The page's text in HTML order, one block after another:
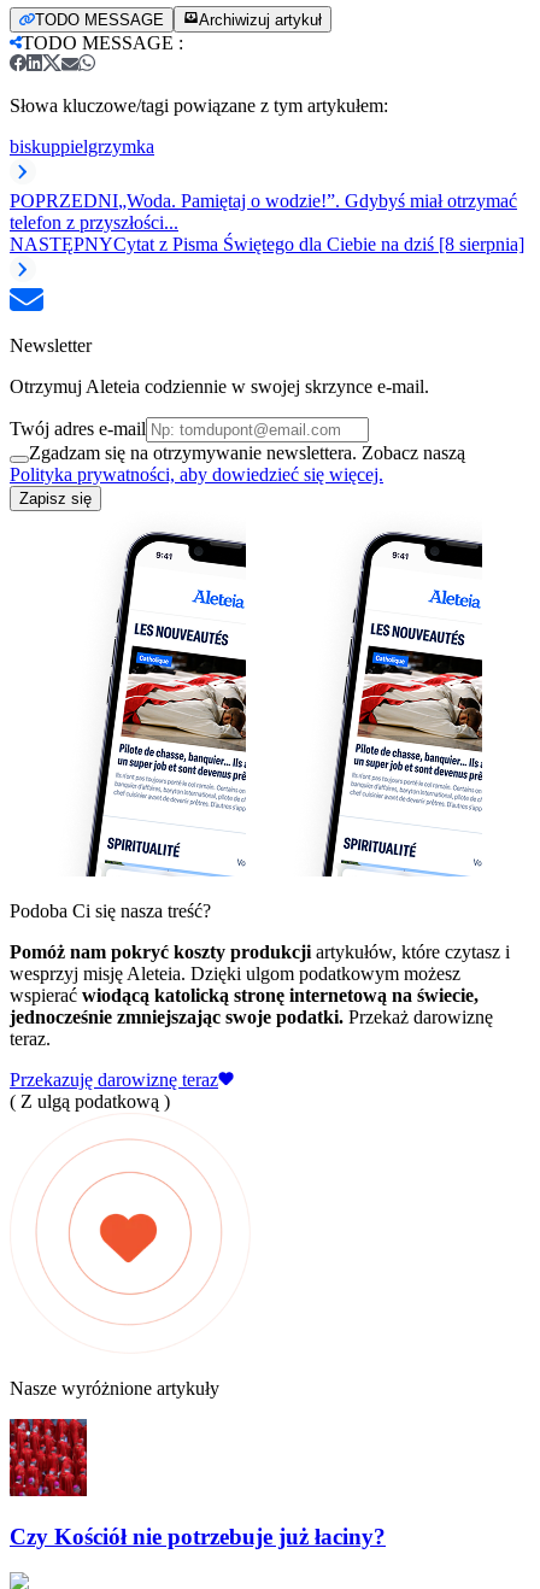
TODO MESSAGE Archiwizuj artykuł
TODO MESSAGE :
Słowa kluczowe/tagi powiązane z tym artykułem:
biskuppielgrzymka
POPRZEDNI„Woda. Pamiętaj o wodzie!”. Gdybyś miał otrzymać
telefon z przyszłości...
NASTĘPNYCytat z Pisma Świętego dla Ciebie na dziś [8 sierpnia]
Newsletter
Otrzymuj Aleteia codziennie w swojej skrzynce e-mail.
Twój adres e-mail
Zgadzam się na otrzymywanie newslettera. Zobacz naszą
Polityka prywatności, aby dowiedzieć się więcej.
Zapisz się
Podoba Ci się nasza treść?
Pomóż nam pokryć koszty produkcji artykułów, które czytasz i
wesprzyj misję Aleteia. Dzięki ulgom podatkowym możesz
wspierać wiodącą katolicką stronę internetową na świecie,
jednocześnie zmniejszając swoje podatki. Przekaż darowiznę
teraz.
Przekazuję darowiznę teraz
( Z ulgą podatkową )
Nasze wyróżnione artykuły
Czy Kościół nie potrzebuje już łaciny?